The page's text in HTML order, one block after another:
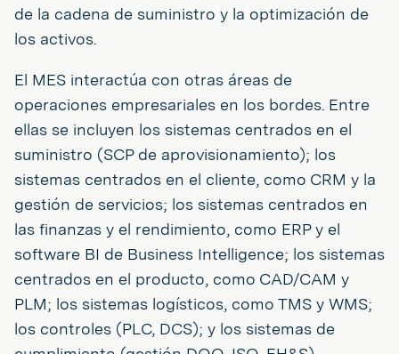
de la cadena de suministro y la optimización de
los activos.
El MES interactúa con otras áreas de
operaciones empresariales en los bordes. Entre
ellas se incluyen los sistemas centrados en el
suministro (SCP de aprovisionamiento); los
sistemas centrados en el cliente, como CRM y la
gestión de servicios; los sistemas centrados en
las finanzas y el rendimiento, como ERP y el
software BI de Business Intelligence; los sistemas
centrados en el producto, como CAD/CAM y
PLM; los sistemas logísticos, como TMS y WMS;
los controles (PLC, DCS); y los sistemas de